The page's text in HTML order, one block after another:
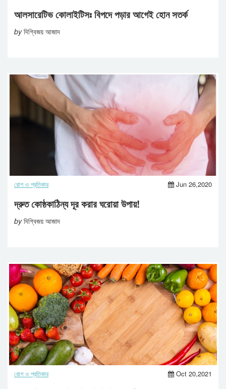
আলসারেটিভ কোলাইটিসঃ বিপদে পড়ার আগেই হোন সতর্ক
byদিগ্বিজয় আজাদ
রোগ ও প্রতিকার Jun 26,2020
দ্রুত কোষ্ঠকাঠিন্য দূর করার ঘরোয়া উপায়!
byদিগ্বিজয় আজাদ
রোগ ও প্রতিকার Oct 20,2021